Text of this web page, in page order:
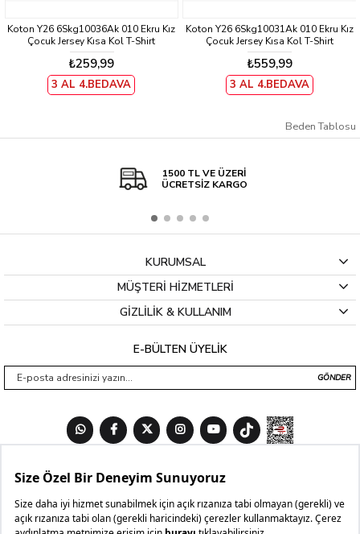
Koton Y26 6Skg10036Ak 010 Ekru Kız
Çocuk Jersey Kısa Kol T-Shirt
₺259,99
3 AL 4.BEDAVA
Koton Y26 6Skg10031Ak 010 Ekru Kız
Çocuk Jersey Kısa Kol T-Shirt
₺559,99
3 AL 4.BEDAVA
Beden Tablosu
1500 TL VE ÜZERİ
ÜCRETSİZ KARGO
KURUMSAL
MÜŞTERİ HİZMETLERİ
GİZLİLİK & KULLANIM
E-BÜLTEN ÜYELİK
GÖNDER